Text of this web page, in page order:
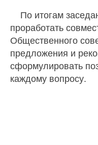
По итогам
проработать
Общественного
предложения и
сформулировать
каждому вопросу.